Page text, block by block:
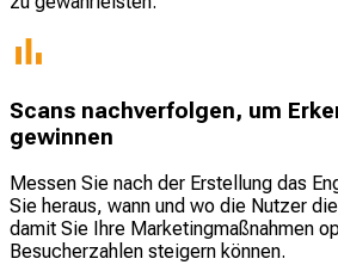
Scans nachverfolgen, um
gewinnen
Messen Sie nach der Erstellung das
Sie heraus, wann und wo die Nutzer
damit Sie Ihre Marketingmaßnahmen
Besucherzahlen steigern können.